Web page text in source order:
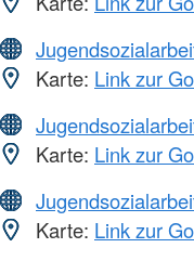
Karte: Link zur
Karte: Link zur
Karte: Link zur